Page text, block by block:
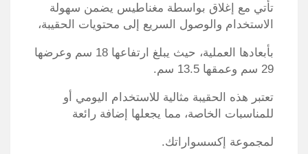
تأتي مع إغلاق بواسطة مغناطيس يضمن سهولة
الاستخدام والوصول السريع إلى محتويات الحقيبة،
بأبعادها العملية، حيث يبلغ ارتفاعها 18 سم وعرضها
29 سم وعمقها 13.5 سم.
تعتبر هذه الحقيبة مثالية للاستخدام اليومي أو
للمناسبات الخاصة، مما يجعلها إضافة رائعة
لمجموعة إكسسواراتك.